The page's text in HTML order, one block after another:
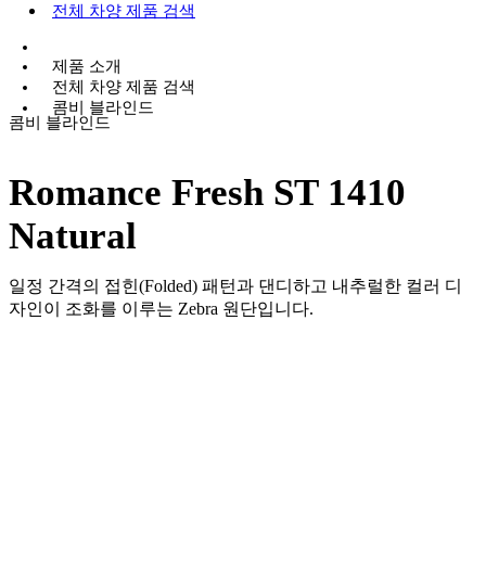
전체 차양 제품 검색
제품 소개
전체 차양 제품 검색
콤비 블라인드
콤비 블라인드
Romance Fresh ST 1410
Natural
일정 간격의 접힌(Folded) 패턴과 댄디하고 내추럴한 컬러 디
자인이 조화를 이루는 Zebra 원단입니다.